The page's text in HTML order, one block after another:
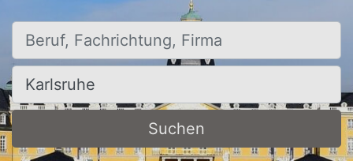
Beruf, Fachrichtung, Firma
Ort, Stadt
Suchen